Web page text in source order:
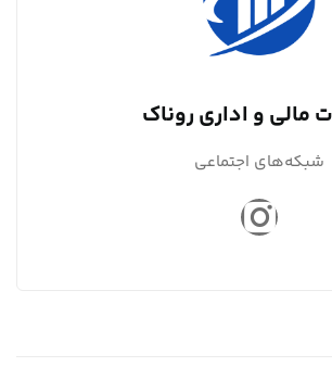
مالی و اداری روناک
شبکه‌های اجتماعی